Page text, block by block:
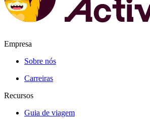
Empresa
Sobre nós
Carreiras
Recursos
Guia de viagem